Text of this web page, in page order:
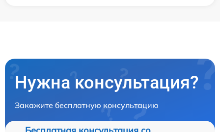
Нужна консультация?
Закажите бесплатную консультацию